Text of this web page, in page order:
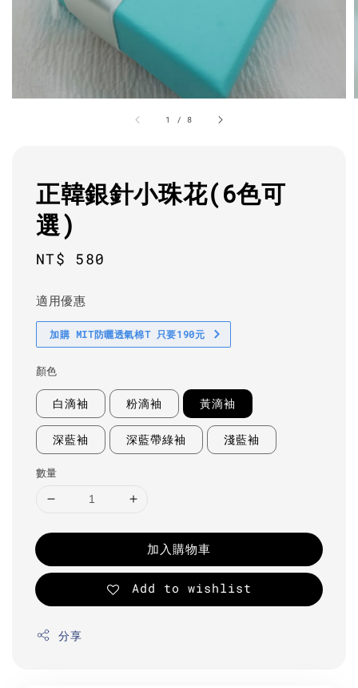
1 / 8
正韓銀針小珠花(6色可
選)
Regular
NT$ 580
適用優惠
加購 MIT防曬透氣棉T 只要190元
顏色
白滴袖 粉滴袖 黃滴袖
深藍袖 深藍帶綠袖 淺藍袖
數量
加入購物車
Add to wishlist
分享